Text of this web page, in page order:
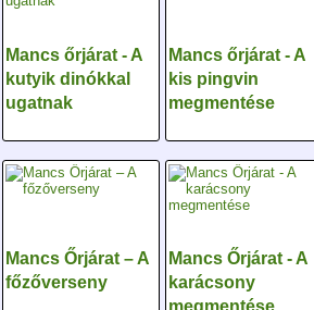
Mancs őrjárat - A
kutyik dinókkal
ugatnak
Mancs őrjárat - A
kis pingvin
megmentése
Mancs Őrjárat – A
főzőverseny
Mancs Őrjárat - A
karácsony
megmentése